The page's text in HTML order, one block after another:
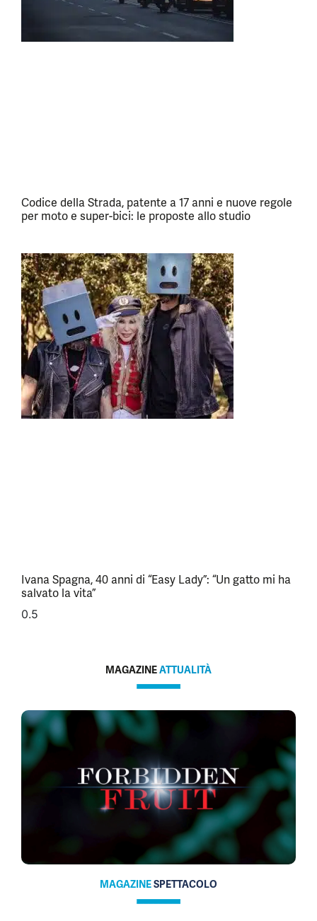
Codice della Strada, patente a 17 anni e nuove regole
per moto e super-bici: le proposte allo studio
Ivana Spagna, 40 anni di “Easy Lady”: “Un gatto mi ha
salvato la vita”
MAGAZINEATTUALITÀ
MAGAZINESPETTACOLO